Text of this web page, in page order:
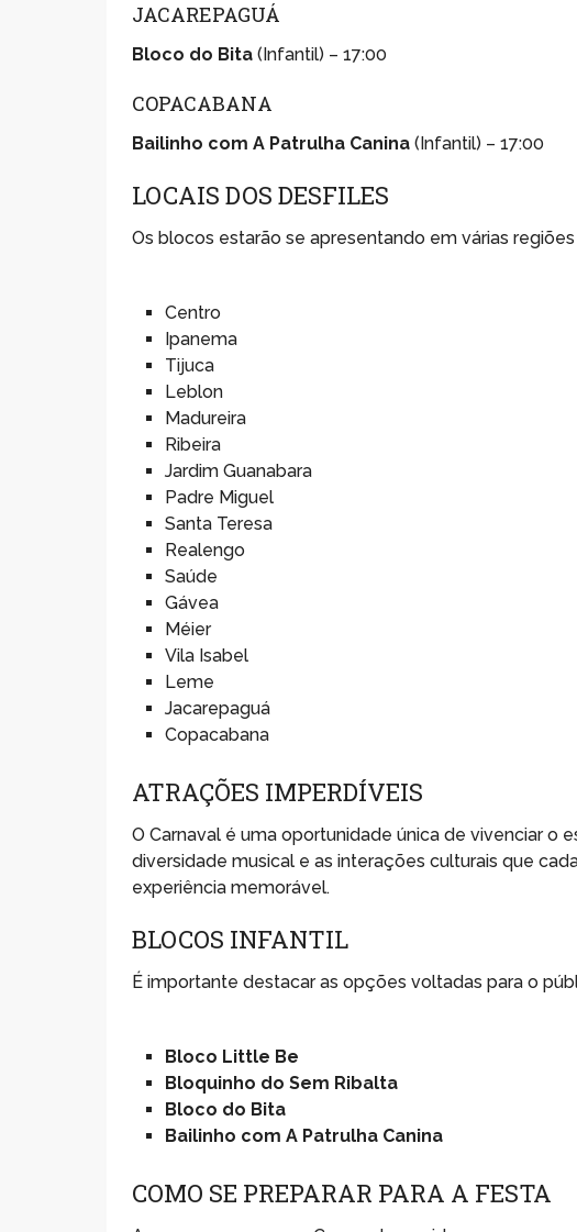
JACAREPAGUÁ
Bloco do Bita (Infantil) – 17:00
COPACABANA
Bailinho com A Patrulha Canina (Infantil) – 17:00
LOCAIS DOS DESFILES
Os blocos estarão se apresentando em várias
Centro
Ipanema
Tijuca
Leblon
Madureira
Ribeira
Jardim Guanabara
Padre Miguel
Santa Teresa
Realengo
Saúde
Gávea
Méier
Vila Isabel
Leme
Jacarepaguá
Copacabana
ATRAÇÕES IMPERDÍVEIS
O Carnaval é uma oportunidade única de vivenciar o
diversidade musical e as interações culturais que
experiência memorável.
BLOCOS INFANTIL
É importante destacar as opções voltadas para o
Bloco Little Be
Bloquinho do Sem Ribalta
Bloco do Bita
Bailinho com A Patrulha Canina
COMO SE PREPARAR PARA A FESTA